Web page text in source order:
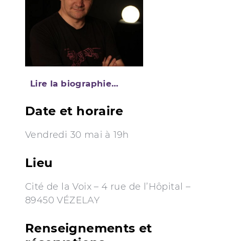
Lire la biographie…
Date et horaire
Vendredi 30 mai à 19h
Lieu
Cité de la Voix – 4 rue de l’Hôpital –
89450 VÉZELAY
Renseignements et